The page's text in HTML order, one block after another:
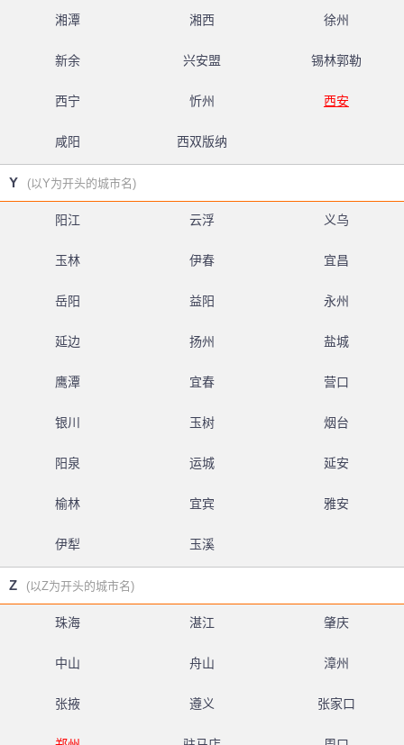
湘潭 湘西 徐州
新余 兴安盟 锡林郭勒
西宁 忻州 西安
咸阳 西双版纳
Y (以Y为开头的城市名)
阳江 云浮 义乌
玉林 伊春 宜昌
岳阳 益阳 永州
延边 扬州 盐城
鹰潭 宜春 营口
银川 玉树 烟台
阳泉 运城 延安
榆林 宜宾 雅安
伊犁 玉溪
Z (以Z为开头的城市名)
珠海 湛江 肇庆
中山 舟山 漳州
张掖 遵义 张家口